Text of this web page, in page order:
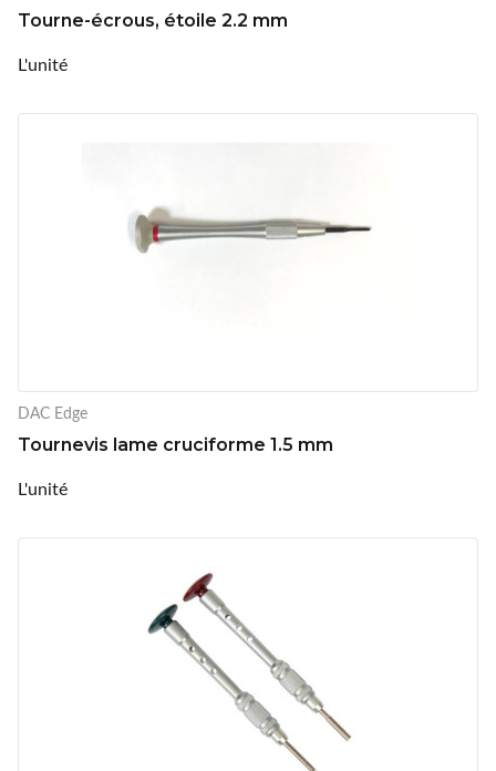
Tourne-écrous, étoile 2.2 mm
L'unité
DAC Edge
Tournevis lame cruciforme 1.5 mm
L'unité